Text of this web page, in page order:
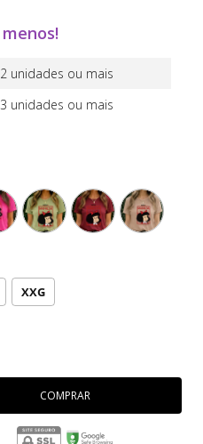
unidades ou mais
unidades ou mais
XXG